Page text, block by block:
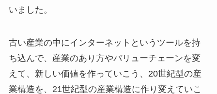
いました。
古い産業の中にインターネットというツールを持
ち込んで、産業のあり方やバリューチェーンを変
えて、新しい価値を作っていこう、20世紀型の産
業構造を、21世紀型の産業構造に作り変えていこ